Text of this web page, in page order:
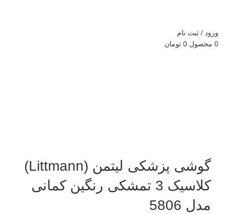
ورود / ثبت نام
0 محصول 0 تومان
گوشی پزشکی لیتمن (Littmann)
کلاسیک 3 تمشکی رنگین کمانی
مدل 5806